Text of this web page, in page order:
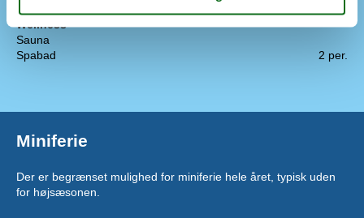
Wellness
Sauna
Spabad
2 per.
Miniferie
Der er begrænset mulighed for miniferie hele året, typisk uden
for højsæsonen.